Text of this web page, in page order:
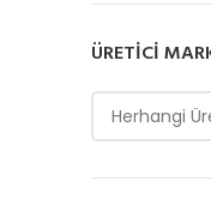
ÜRETICI
Herhangi